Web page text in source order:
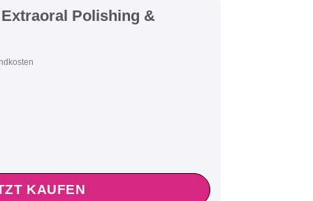
Polishing &
& Shaping Kit, DSU21 quantity
KAUFEN